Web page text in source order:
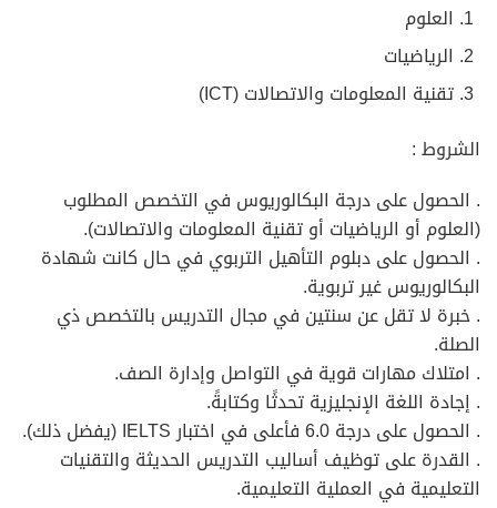
العلوم
الرياضيات
تقنية المعلومات والاتصالات (ICT)
الشروط :
. الحصول على درجة البكالوريوس في التخصص المطلوب
(العلوم أو الرياضيات أو تقنية المعلومات والاتصالات).
. الحصول على دبلوم التأهيل التربوي في حال كانت شهادة
البكالوريوس غير تربوية.
. خبرة لا تقل عن سنتين في مجال التدريس بالتخصص ذي
الصلة.
. امتلاك مهارات قوية في التواصل وإدارة الصف.
. إجادة اللغة الإنجليزية تحدثًا وكتابةً.
. الحصول على درجة 6.0 فأعلى في اختبار IELTS (يفضل ذلك).
. القدرة على توظيف أساليب التدريس الحديثة والتقنيات
التعليمية في العملية التعليمية.